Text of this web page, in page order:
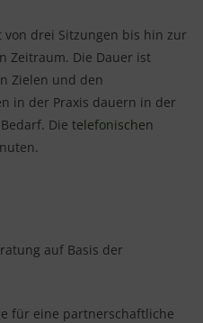
drei Sitzungen bis hin zur
Zeitraum. Die Dauer ist
Zielen und den
in der Praxis dauern in der
Die telefonischen
auf Basis der
für eine partnerschaftliche